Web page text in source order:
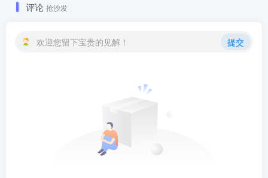
评论 抢沙发
欢迎您留下宝贵的见解！ 提交